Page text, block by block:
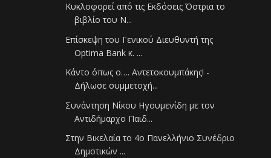
Κυκλοφορεί από τις Εκδόσεις Όστρια το
βιβλίο του Ν...
Επίσκεψη του Γενικού Διευθυντή της
Οptima Bank κ. ...
Κάντο όπως ο…. Αντετοκουμπάκης! -
Δήλωσε συμμετοχή...
Συνάντηση Νίκου Ηγουμενίδη με τον
Αντιδήμαρχο Παιδ...
Στην Βικελαία το 4ο Πανελλήνιο Συνέδριο
Δημοτικών ...